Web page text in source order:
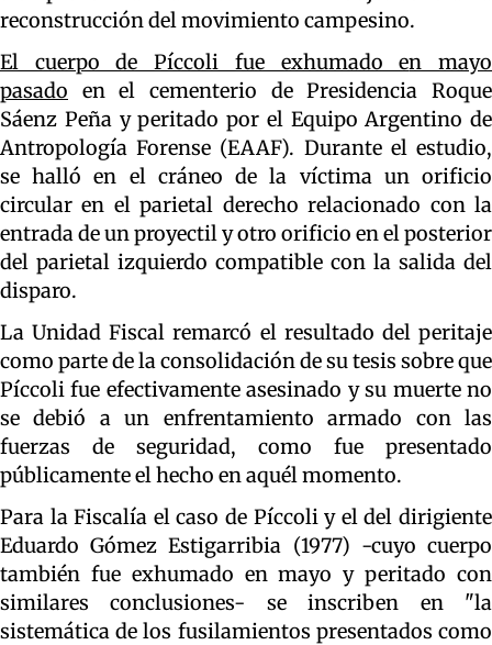
reconstrucción del movimiento campesino.
El cuerpo de Píccoli fue exhumado en mayo
pasado en el cementerio de Presidencia Roque
Sáenz Peña y peritado por el Equipo Argentino de
Antropología Forense (EAAF). Durante el estudio,
se halló en el cráneo de la víctima un orificio
circular en el parietal derecho relacionado con la
entrada de un proyectil y otro orificio en el posterior
del parietal izquierdo compatible con la salida del
disparo.
La Unidad Fiscal remarcó el resultado del peritaje
como parte de la consolidación de su tesis sobre que
Píccoli fue efectivamente asesinado y su muerte no
se debió a un enfrentamiento armado con las
fuerzas de seguridad, como fue presentado
públicamente el hecho en aquél momento.
Para la Fiscalía el caso de Píccoli y el del dirigiente
Eduardo Gómez Estigarribia (1977) -cuyo cuerpo
también fue exhumado en mayo y peritado con
similares conclusiones- se inscriben en "la
sistemática de los fusilamientos presentados como